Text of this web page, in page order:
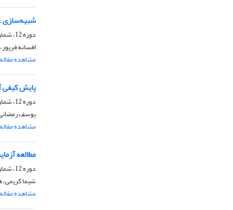
شبیه‌سازی
دوره 12، شماره 5، آذر و دی 1397، صفحه
افسانه
مشاهده مقاله
پایش کیفی
دوره 12، شماره 3، مرداد و شهریور 1397، صفحه
یوسف
مشاهده مقاله
مطالعه
دوره 12، شماره 2، خرداد و تیر 1397، صفحه
شیما کریمی،
مشاهده مقاله